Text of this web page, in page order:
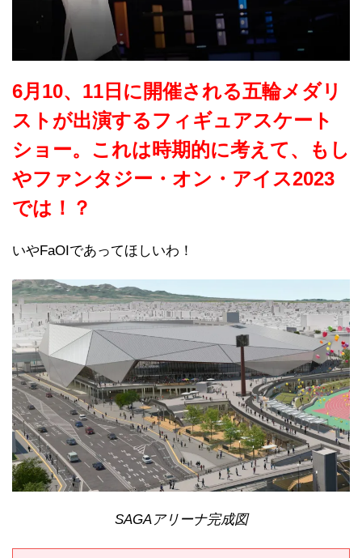
6月10、11日に開催される五輪メダリ
ストが出演するフィギュアスケート
ショー。これは時期的に考えて、もし
やファンタジー・オン・アイス2023
では！？
いやFaOIであってほしいわ！
SAGAアリーナ完成図